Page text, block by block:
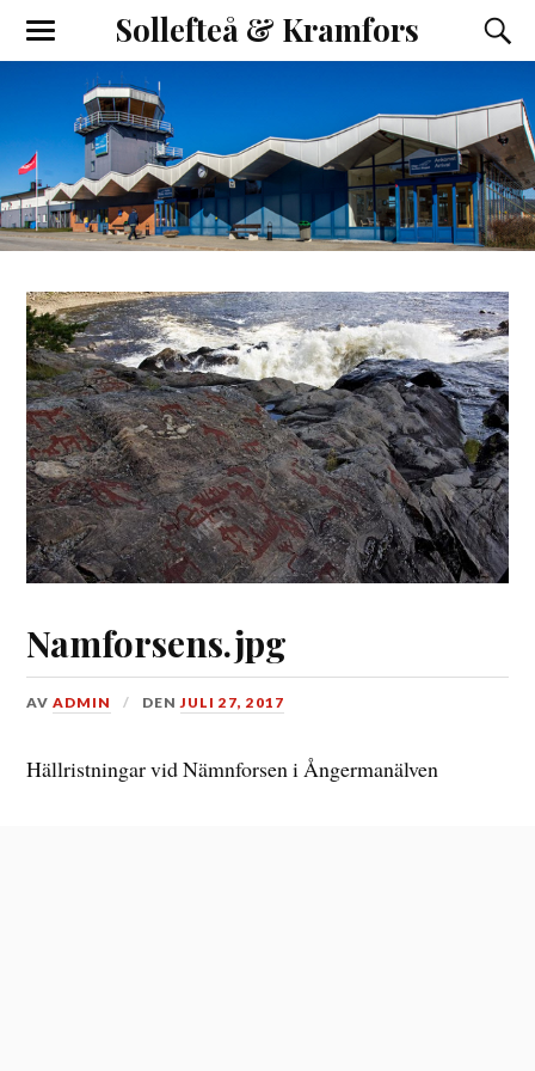
Sollefteå & Kramfors
Namforsens.jpg
AVADMIN DENJULI 27, 2017
Hällristningar vid Nämnforsen i Ångermanälven